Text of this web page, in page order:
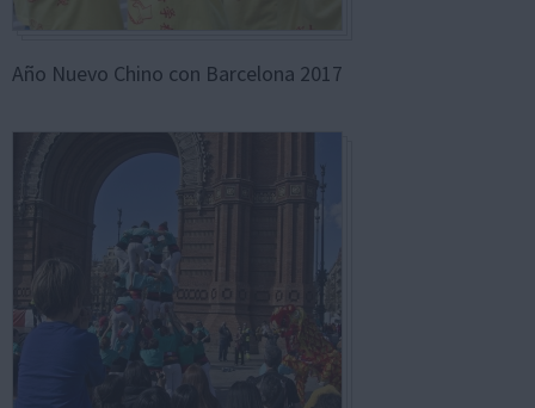
Año Nuevo Chino con Barcelona 2017